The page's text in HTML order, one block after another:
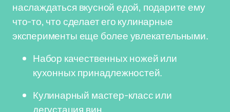
наслаждаться вкусной едой, подарите ему
что-то, что сделает его кулинарные
эксперименты еще более увлекательными.
Набор качественных ножей или
кухонных принадлежностей.
Кулинарный мастер-класс или